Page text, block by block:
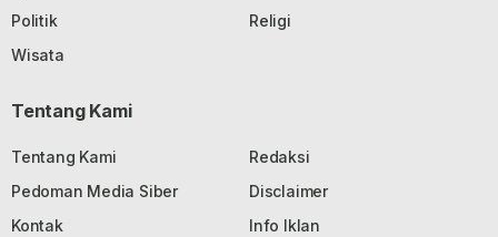
Politik
Religi
Wisata
Tentang Kami
Tentang Kami
Redaksi
Pedoman Media Siber
Disclaimer
Kontak
Info Iklan